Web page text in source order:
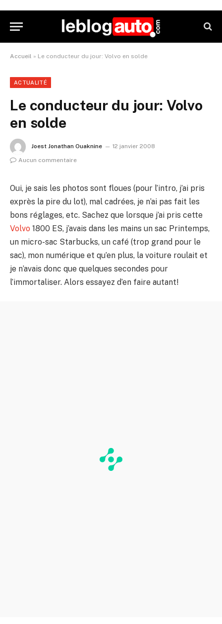
Accueil » Le conducteur du jour: Volvo en solde
ACTUALITÉ
Le conducteur du jour: Volvo
en solde
Joest Jonathan Ouaknine
12 janvier 2008
Aucun commentaire
Oui, je sais les photos sont floues (pour l’intro, j’ai pris
exprès la pire du lot), mal cadrées, je n’ai pas fait les
bons réglages, etc. Sachez que lorsque j’ai pris cette
Volvo 1800 ES, j’avais dans les mains un sac Printemps,
un micro-sac Starbucks, un café (trop grand pour le
sac), mon numérique et qu’en plus, la voiture roulait et
je n’avais donc que quelques secondes pour
l’immortaliser. Alors essayez d’en faire autant!